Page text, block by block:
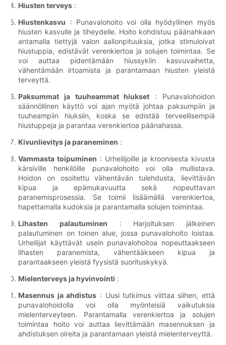
Hiusten terveys :
Hiustenkasvu : Punavalohoito voi olla hyödyllinen myös
hiusten kasvulle ja tiheydelle. Hoito kohdistuu päänahkaan
antamalla tiettyjä valon aallonpituuksia, jotka stimuloivat
hiustuppia, edistävät verenkiertoa ja solujen toimintaa. Se
voi auttaa pidentämään hiussyklin kasvuvaihetta,
vähentämään irtoamista ja parantamaan hiusten yleistä
terveyttä.
Paksummat ja tuuheammat hiukset : Punavalohoidon
säännöllinen käyttö voi ajan myötä johtaa paksumpiin ja
tuuheampiin hiuksiin, koska se edistää terveellisempiä
hiustuppeja ja parantaa verenkiertoa päänahassa.
Kivunlievitys ja paraneminen :
Vammasta toipuminen : Urheilijoille ja kroonisesta kivusta
kärsiville henkilöille punavalohoito voi olla mullistava.
Hoidon on osoitettu vähentävän tulehdusta, lievittävän
kipua ja epämukavuutta sekä nopeuttavan
paranemisprosessia. Se toimii lisäämällä verenkiertoa,
hapettamalla kudoksia ja parantamalla solujen toimintaa.
Lihasten palautuminen : Harjoituksen jälkeinen
palautuminen on toinen alue, jossa punavalohoito loistaa.
Urheilijat käyttävät usein punavalohoitoa nopeuttaakseen
lihasten paranemista, vähentääkseen kipua ja
parantaakseen yleistä fyysistä suorituskykyä.
Mielenterveys ja hyvinvointi :
Masennus ja ahdistus : Uusi tutkimus viittaa siihen, että
punavalohoidolla voi olla myönteisiä vaikutuksia
mielenterveyteen. Parantamalla verenkiertoa ja solujen
toimintaa hoito voi auttaa lievittämään masennuksen ja
ahdistuksen oireita ja parantamaan yleistä mielenterveyttä.